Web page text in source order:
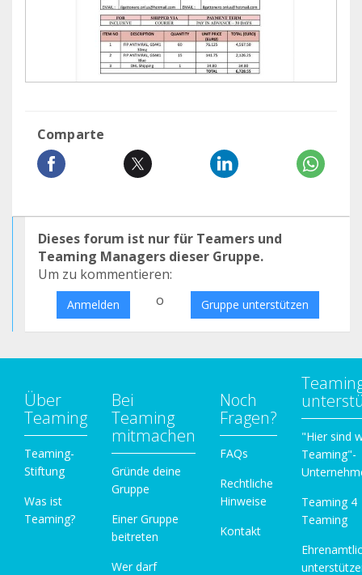
Comparte
Dieses forum ist nur für Teamers und
Teaming Managers dieser Gruppe.
Um zu kommentieren:
Anmelden o Gruppe unterstützen
Über
Teaming
Teaming-
Stiftung
Was ist
Teaming?
Bei
Teaming
mitmachen
Gründe deine
Gruppe
Einer Gruppe
beitreten
Wer darf
Noch
Fragen?
FAQs
Rechtliche
Hinweise
Kontakt
"Hier sind
Teaming"-
Teaming 4
Teaming